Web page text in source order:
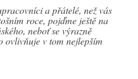
a přátelé, než vás
roce, pojďme ještě na
neboť se výrazně
ovlivňuje v tom nejlepším